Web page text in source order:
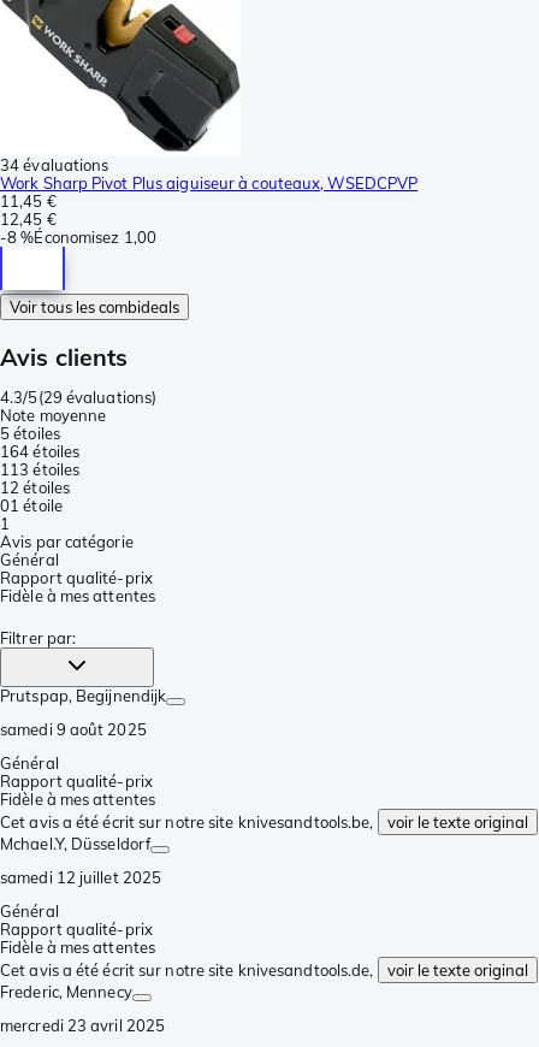
34 évaluations
Work Sharp Pivot Plus aiguiseur à couteaux, WSEDCPVP
11,45 €
12,45 €
-8 %Économisez 1,00
Voir tous les combideals
Avis clients
4.3/5(29 évaluations)
Note moyenne
5 étoiles
164 étoiles
113 étoiles
1 2 étoiles
01 étoile
1
Avis par catégorie
Général
Rapport qualité-prix
Fidèle à mes attentes
Filtrer par:
Prutspap, Begijnendijk
samedi 9 août 2025
Général
Rapport qualité-prix
Fidèle à mes attentes
Cet avis a été écrit sur notre site knivesandtools.be,
voir le texte original
Mchael.Y, Düsseldorf
samedi 12 juillet 2025
Général
Rapport qualité-prix
Fidèle à mes attentes
Cet avis a été écrit sur notre site knivesandtools.de,
voir le texte original
Frederic, Mennecy
mercredi 23 avril 2025